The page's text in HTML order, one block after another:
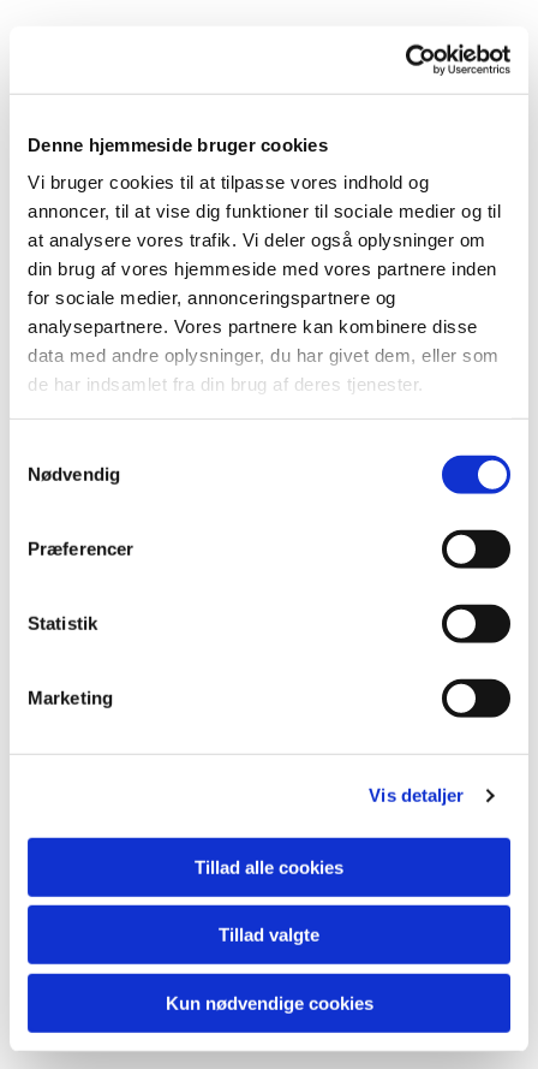
Denne hjemmeside bruger cookies
Vi bruger cookies til at tilpasse vores indhold og
annoncer, til at vise dig funktioner til sociale medier og til
at analysere vores trafik. Vi deler også oplysninger om
din brug af vores hjemmeside med vores partnere inden
for sociale medier, annonceringspartnere og
analysepartnere. Vores partnere kan kombinere disse
data med andre oplysninger, du har givet dem, eller som
de har indsamlet fra din brug af deres tjenester.
Nødvendig
Præferencer
Statistik
Marketing
Vis detaljer
Tillad alle cookies
Tillad valgte
Kun nødvendige cookies
Du vil måske også kunne